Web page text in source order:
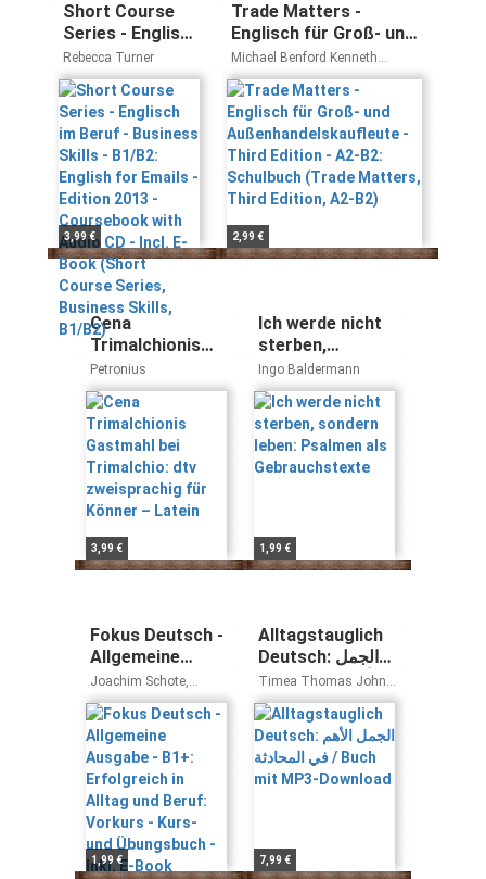
Short Course
Series - Englisch
im Beruf -
Business Skills -
B1/B2: English
for Emails -
Edition 2013 -
Coursebook
with Audio CD -
Incl. E-Book
(Short Course
Series, Business
Skills, B1/B2)
Rebecca Turner
3,99 €
Trade Matters -
Englisch für Groß- und
Außenhandelskaufleute
- Third Edition - A2-B2:
Schulbuch (Trade
Matters, Third Edition,
A2-B2)
Michael Benford Kenneth
Thomson
2,99 €
Cena
Trimalchionis
Gastmahl bei
Trimalchio: dtv
zweisprachig für
Könner – Latein
Petronius
3,99 €
Ich werde nicht
sterben,
sondern leben:
Psalmen als
Gebrauchstexte
Ingo Baldermann
1,99 €
Fokus Deutsch -
Allgemeine
Ausgabe - B1+:
Erfolgreich in
Alltag und Beruf:
Vorkurs - Kurs-
und Übungsbuch
- Inkl. E-Book
Joachim Schote,
Gunther Weimann,
Dieter Maenner
1,99 €
Alltagstauglich
Deutsch: الجمل
الأهم في المحادثة /
Buch mit MP3-
Download
Timea Thomas John
Stevens
7,99 €